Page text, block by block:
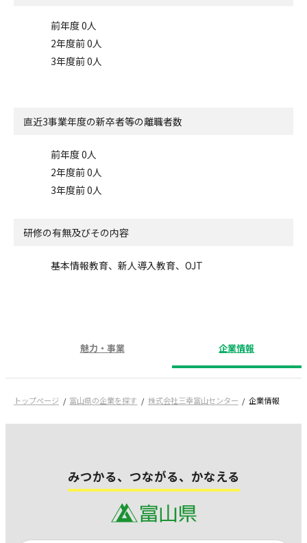
前年度 0人
2年度前 0人
3年度前 0人
直近3事業年度の新卒者等の離職者数
前年度 0人
2年度前 0人
3年度前 0人
研修の有無及びその内容
基本情報教育、新人導入教育、OJT
魅力・事業 企業情報
トップページ 富山県の企業を探す 株式会社三幸富山センター 企業情報
みつかる、つながる、かなえる